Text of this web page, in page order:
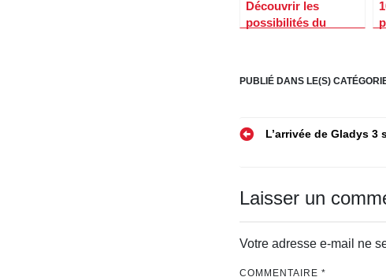
Découvrir les
possibilités du
quotidiens
PUBLIÉ DANS LE(S)
Navigation
l’article
L’arrivée de Gladys 3
Laisser un
Votre adresse e-mail ne
COMMENTAIRE *